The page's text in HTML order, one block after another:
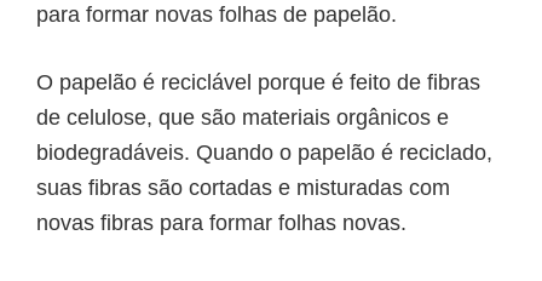
para formar novas folhas de papelão.
O papelão é reciclável porque é feito de fibras
de celulose, que são materiais orgânicos e
biodegradáveis. Quando o papelão é reciclado,
suas fibras são cortadas e misturadas com
novas fibras para formar folhas novas.